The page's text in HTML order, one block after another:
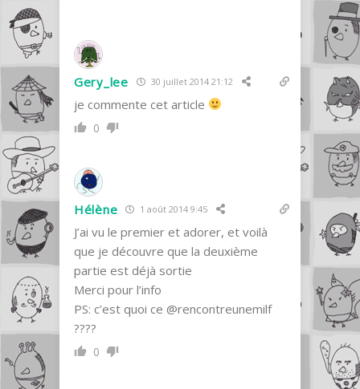
Gery_lee 30 juillet 2014 21:12
je commente cet article
0
Hélène 1 août 2014 9:45
J’ai vu le premier et adorer, et voilà
que je découvre que la deuxième
partie est déjà sortie
Merci pour l’info
PS: c’est quoi ce @rencontreunemilf
????
0